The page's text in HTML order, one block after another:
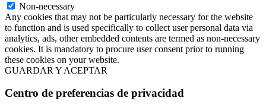
Non-necessary
Any cookies that may not be particularly necessary for the website
to function and is used specifically to collect user personal data via
analytics, ads, other embedded contents are termed as non-necessary
cookies. It is mandatory to procure user consent prior to running
these cookies on your website.
GUARDAR Y ACEPTAR
Centro de preferencias de privacidad